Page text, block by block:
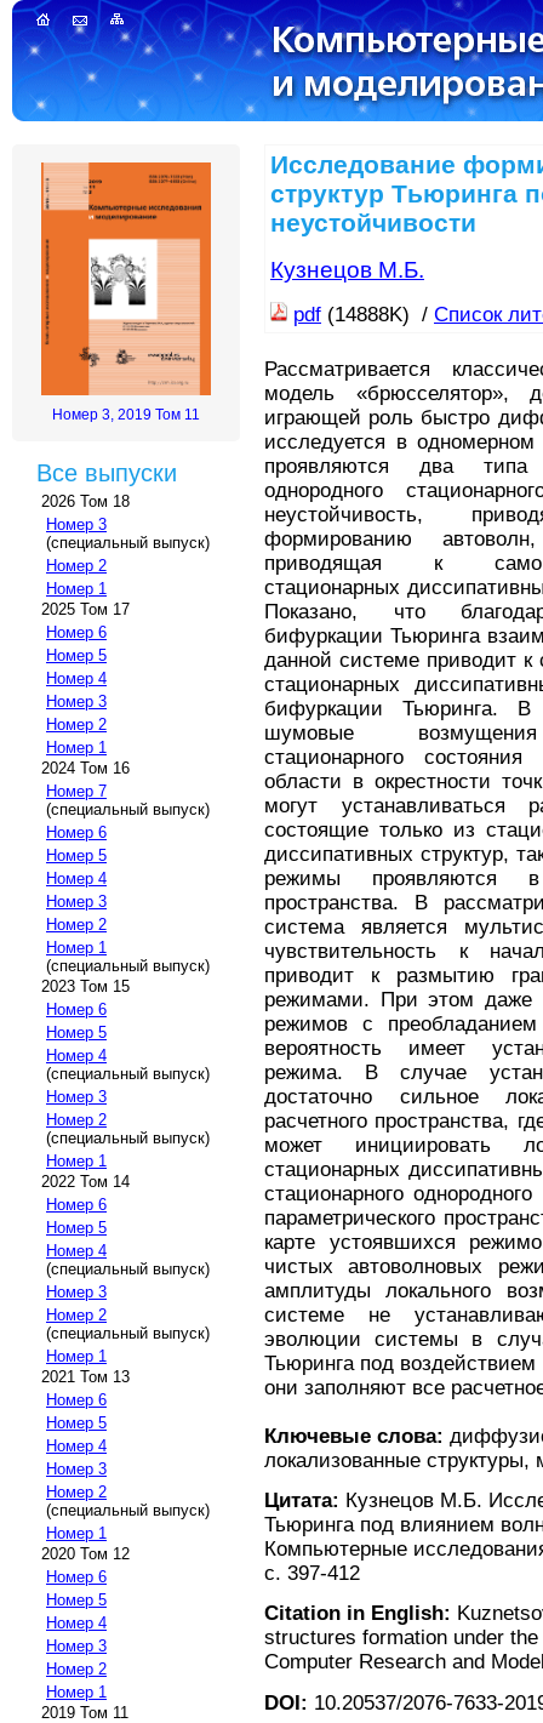
Номер 3, 2019 Том 11
Все выпуски
2026 Том 18
Номер 3
(специальный выпуск)
Номер 2
Номер 1
2025 Том 17
Номер 6
Номер 5
Номер 4
Номер 3
Номер 2
Номер 1
2024 Том 16
Номер 7
(специальный выпуск)
Номер 6
Номер 5
Номер 4
Номер 3
Номер 2
Номер 1
(специальный выпуск)
2023 Том 15
Номер 6
Номер 5
Номер 4
(специальный выпуск)
Номер 3
Номер 2
(специальный выпуск)
Номер 1
2022 Том 14
Номер 6
Номер 5
Номер 4
(специальный выпуск)
Номер 3
Номер 2
(специальный выпуск)
Номер 1
2021 Том 13
Номер 6
Номер 5
Номер 4
Номер 3
Номер 2
(специальный выпуск)
Номер 1
2020 Том 12
Номер 6
Номер 5
Номер 4
Номер 3
Номер 2
Номер 1
2019 Том 11
Исследование
структур Тьюринга
неустойчивости
Кузнецов М.Б.
pdf (14888K) / Список
Рассматривается
модель «брюсселятор»,
играющей роль быстро
исследуется в
проявляются два типа
однородного
неустойчивость,
формированию
приводящая к
стационарных
Показано, что
бифуркации Тьюринга
данной системе приводит
стационарных
бифуркации Тьюринга.
шумовые возмущения
стационарного
области в окрестности
могут
состоящие только из
диссипативных структур,
режимы проявляются в
пространства. В
система является
чувствительность к
приводит к размытию
режимами. При этом даже
режимов с преобладанием
вероятность имеет
режима. В случае
достаточно сильное
расчетного пространства,
может инициировать
стационарных
стационарного
параметрического
карте устоявшихся
чистых автоволновых
амплитуды локального
системе не
эволюции системы в
Тьюринга под
они заполняют все
Ключевые слова:
локализованные структуры,
Цитата: Кузнецов М.Б.
Тьюринга под влиянием
Компьютерные
с. 397-412
Citation in English:
structures formation under
Computer Research and
DOI: 10.20537/2076-7633-